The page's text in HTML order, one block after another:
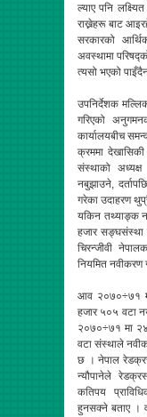
ल्याए पनि
राख्नेहरू बाट
सरकारको
अवस्थामा
त्यसो भएको
उपनिर्देशक
गरिएको
कार्यालयबीच
क्रममा
संस्थाको
नबुझाउने,
गरेका उदाहरण
यकिन तथ्याङ्क
हजार सङ्घसंस्था
चिरन्जीवी
नियमित
आव २०७०÷७१
हजार ५०५ वटा
२०७०÷७१ मा
वटा संस्थाले
छ । नेपाल रेडक्रस
न्यौपानेले
कतिपय
हुनसक्ने बताए ।